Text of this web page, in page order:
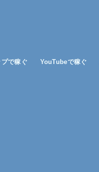
で稼ぐ YouTubeで稼ぐ